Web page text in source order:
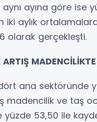
aynı ayına göre ise
iki aylık
olarak gerçekleşti.
ARTIŞ MADENCİLİKTE
ana sektöründe
madencilik ve taş
yüzde 53,50 ile